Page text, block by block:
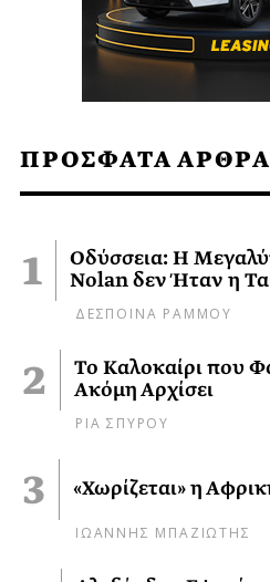
ΠΡΟΣΦΑΤΑ ΑΡΘΡΑ
Οδύσσεια: Η
Nolan δεν Ήταν η
ΔΕΣΠΟΙΝΑ ΡΑΜΜΟΥ
Το Καλοκαίρι που
Ακόμη Αρχίσει
ΡΙΑ ΣΠΥΡΟΥ
«Χωρίζεται» η
ΙΩΑΝΝΗΣ ΜΠΑΖΙΩΤΗΣ